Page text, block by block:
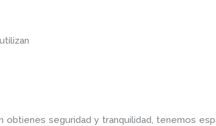
obtienes seguridad y tranquilidad, tenemos